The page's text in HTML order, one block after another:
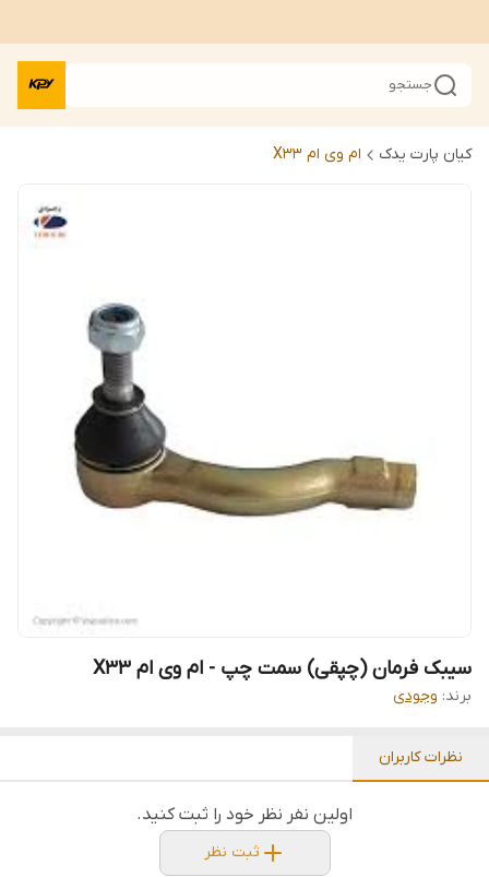
جستجو
کیان پارت یدک ام وی ام X33
سیبک فرمان (چپقی) سمت چپ - ام وی ام X33
برند: وجودی
نظرات کاربران
اولین نفر نظر خود را ثبت کنید.
ثبت نظر